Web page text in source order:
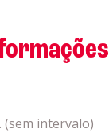
(sem intervalo)